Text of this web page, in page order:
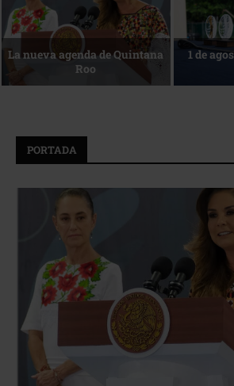
Reconocimiento de viajeros La
PORTADA